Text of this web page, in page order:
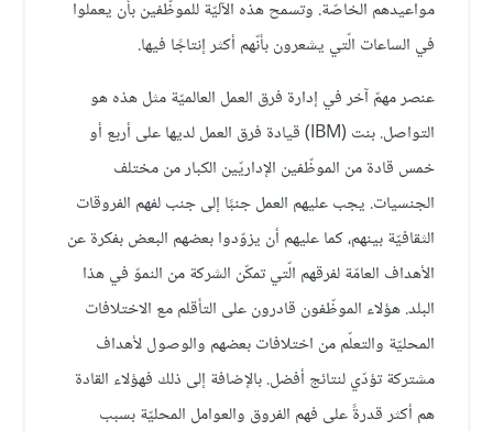
مواعيدهم الخاصّة. وتسمح هذه الآليّة للموظّفين بأن يعملوا
في الساعات الّتي يشعرون بأنّهم أكثر إنتاجًا فيها.
عنصر مهمّ آخر في إدارة فرق العمل العالميّة مثل هذه هو
التواصل. بنت (IBM) قيادة فرق العمل لديها على أربع أو
خمس قادة من الموظّفين الإداريّين الكبار من مختلف
الجنسيات. يجب عليهم العمل جنبًا إلى جنب لفهم الفروقات
الثقافيّة بينهم، كما عليهم أن يزوّدوا بعضهم البعض بفكرة عن
الأهداف العامّة لفرقهم الّتي تمكّن الشركة من النموّ في هذا
البلد. هؤلاء الموظّفون قادرون على التأقلم مع الاختلافات
المحليّة والتعلّم من اختلافات بعضهم والوصول لأهداف
مشتركة تؤدّي لنتائج أفضل. بالإضافة إلى ذلك فهؤلاء القادة
هم أكثر قدرةً على فهم الفروق والعوامل المحليّة بسبب